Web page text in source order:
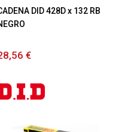
DID 428D x 132 RB
€